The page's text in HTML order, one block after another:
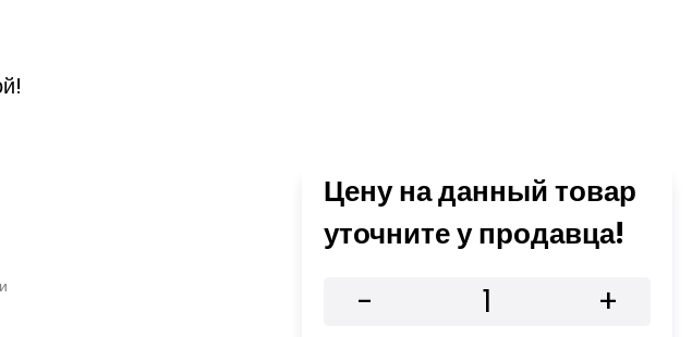
Цену на данный товар
уточните у продавца!
- +